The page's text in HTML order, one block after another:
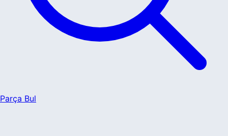
Parça Bul